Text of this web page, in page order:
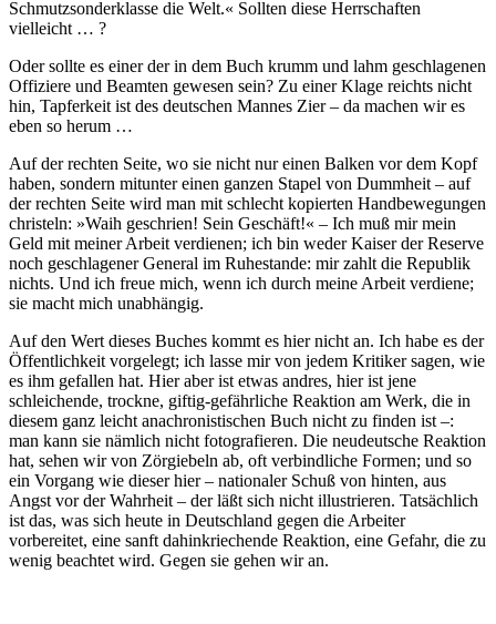
Schmutzsonderklasse die Welt.« Sollten diese Herrschaften
vielleicht … ?
Oder sollte es einer der in dem Buch krumm und lahm geschlagenen
Offiziere und Beamten gewesen sein? Zu einer Klage reichts nicht
hin, Tapferkeit ist des deutschen Mannes Zier – da machen wir es
eben so herum …
Auf der rechten Seite, wo sie nicht nur einen Balken vor dem Kopf
haben, sondern mitunter einen ganzen Stapel von Dummheit – auf
der rechten Seite wird man mit schlecht kopierten Handbewegungen
christeln: »Waih geschrien! Sein Geschäft!« – Ich muß mir mein
Geld mit meiner Arbeit verdienen; ich bin weder Kaiser der Reserve
noch geschlagener General im Ruhestande: mir zahlt die Republik
nichts. Und ich freue mich, wenn ich durch meine Arbeit verdiene;
sie macht mich unabhängig.
Auf den Wert dieses Buches kommt es hier nicht an. Ich habe es der
Öffentlichkeit vorgelegt; ich lasse mir von jedem Kritiker sagen, wie
es ihm gefallen hat. Hier aber ist etwas andres, hier ist jene
schleichende, trockne, giftig-gefährliche Reaktion am Werk, die in
diesem ganz leicht anachronistischen Buch nicht zu finden ist –:
man kann sie nämlich nicht fotografieren. Die neudeutsche Reaktion
hat, sehen wir von Zörgiebeln ab, oft verbindliche Formen; und so
ein Vorgang wie dieser hier – nationaler Schuß von hinten, aus
Angst vor der Wahrheit – der läßt sich nicht illustrieren. Tatsächlich
ist das, was sich heute in Deutschland gegen die Arbeiter
vorbereitet, eine sanft dahinkriechende Reaktion, eine Gefahr, die zu
wenig beachtet wird. Gegen sie gehen wir an.